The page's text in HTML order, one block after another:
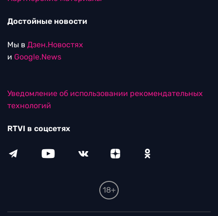
Достойные новости
Мы в Дзен.Новостях
и Google.News
Уведомление об использовании рекомендательных
технологий
RTVI в соцсетях
18+